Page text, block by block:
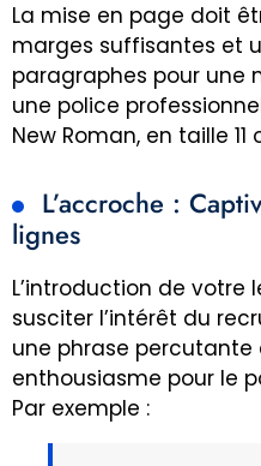
La mise en page doit
marges suffisantes et
paragraphes pour une
une police
New Roman, en taille 11
L’accroche :
lignes
L’introduction de
susciter l’intérêt du
une phrase
enthousiasme pour le
Par exemple :